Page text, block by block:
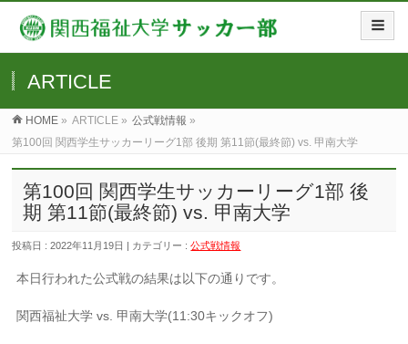
ARTICLE
HOME » ARTICLE » 公式戦情報 »
第100回 関西学生サッカーリーグ1部 後期 第11節(最終節) vs. 甲南大学
第100回 関西学生サッカーリーグ1部 後
期 第11節(最終節) vs. 甲南大学
投稿日 : 2022年11月19日 | カテゴリー :公式戦情報
本日行われた公式戦の結果は以下の通りです。
関西福祉大学 vs. 甲南大学(11:30キックオフ)